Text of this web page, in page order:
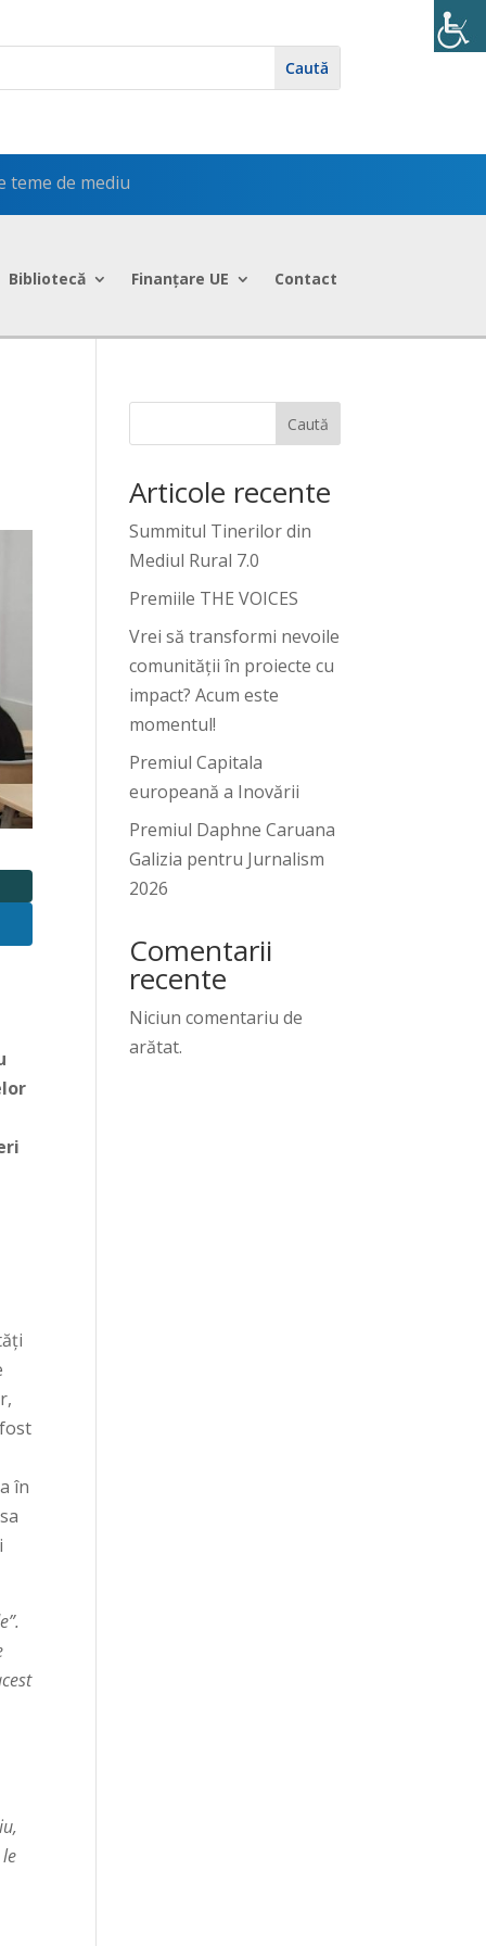
teme de mediu
Bibliotecă Finanțare UE Contact
în
Caută
Articole recente
Summitul Tinerilor din
Mediul Rural 7.0
Premiile THE VOICES
Vrei să transformi nevoile
comunității în proiecte cu
impact? Acum este
momentul!
Premiul Capitala
europeană a Inovării
Premiul Daphne Caruana
Galizia pentru Jurnalism
2026
Comentarii
recente
Niciun comentariu de
arătat.